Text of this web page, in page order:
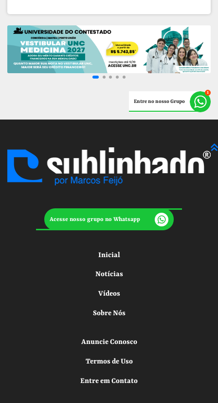
Entre no nosso Grupo
Acesse nosso grupo no Whatsapp
Inicial
Notícias
Vídeos
Sobre Nós
Anuncie Conosco
Termos de Uso
Entre em Contato